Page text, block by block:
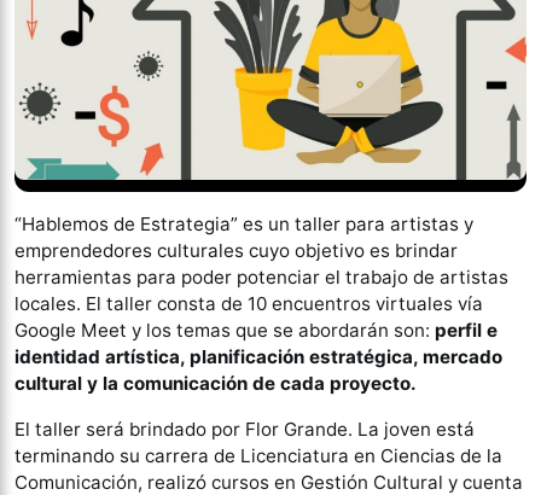
“Hablemos de Estrategia” es un taller para artistas y
emprendedores culturales cuyo objetivo es brindar
herramientas para poder potenciar el trabajo de artistas
locales. El taller consta de 10 encuentros virtuales vía
Google Meet y los temas que se abordarán son: perfil e
identidad artística, planificación estratégica, mercado
cultural y la comunicación de cada proyecto.
El taller será brindado por Flor Grande. La joven está
terminando su carrera de Licenciatura en Ciencias de la
Comunicación, realizó cursos en Gestión Cultural y cuenta